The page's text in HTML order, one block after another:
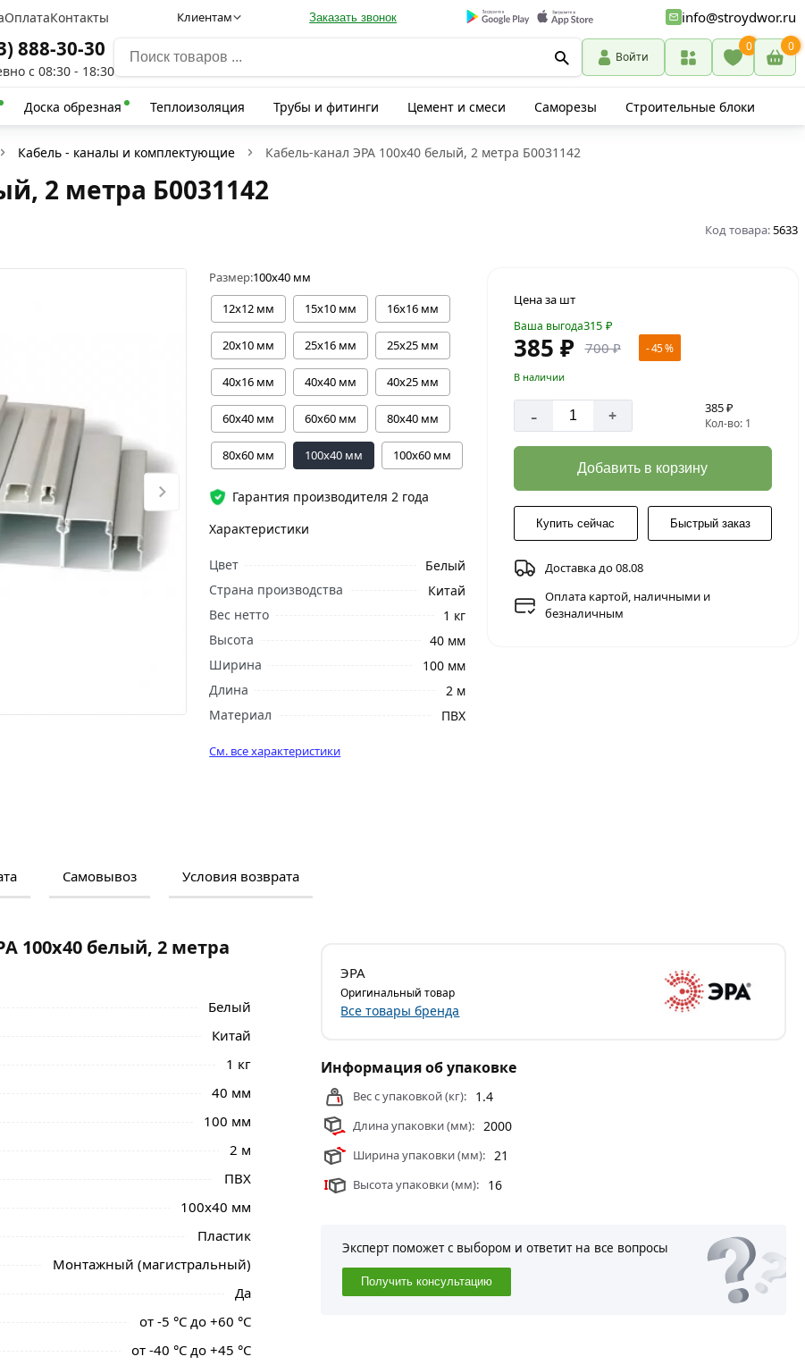
ОплатаКонтакты Клиентам Заказать звонок info@stroydwor.ru
888-30-30
с 08:30 - 18:30
Войти
0 0
Доска обрезная Теплоизоляция Трубы и фитинги Цемент и смеси Саморезы Строительные блоки
Кабель - каналы и комплектующие Кабель-канал ЭРА 100x40 белый, 2 метра Б0031142
2 метра Б0031142
Код товара:5633
Размер:100х40 мм
12х12 мм
15х10 мм 16х16 мм
20х10 мм 25х16 мм 25х25 мм
40х16 мм 40х40 мм 40х25 мм
60х40 мм 60х60 мм 80х40 мм
80х60 мм 100х40 мм 100х60 мм
Гарантия производителя 2 года
Характеристики
Цвет
Белый
Страна производства
Китай
Вес нетто
1 кг
Высота
40 мм
Ширина
100 мм
Длина
2 м
Материал
ПВХ
См. все характеристики
Цена за шт
Ваша выгода315 ₽
385 ₽ 700 ₽ - 45 %
В наличии
- + 385 ₽
Кол-во: 1
Добавить в корзину
Купить сейчас Быстрый заказ
Доставка до 08.08
Оплата картой, наличными и
безналичным
Самовывоз Условия возврата
и отзывами о товаре, чтобы сделать
белый, 2 метра Б0031142 из категории
100x40 белый, 2 метра
Белый
Китай
1 кг
40 мм
100 мм
2 м
ПВХ
100х40 мм
Пластик
Монтажный (магистральный)
Да
от -5 °С до +60 °С
от -40 °С до +45 °С
ЭРА
Оригинальный товар
Все товары бренда
Информация об упаковке
Вес с упаковкой (кг): 1.4
Длина упаковки (мм): 2000
Ширина упаковки (мм): 21
Высота упаковки (мм): 16
Эксперт поможет с выбором и ответит на все вопросы
Получить консультацию